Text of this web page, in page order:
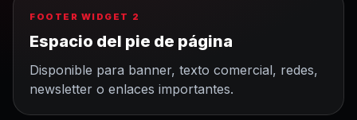
FOOTER WIDGET 2
Espacio del pie de página
Disponible para banner, texto comercial, redes,
newsletter o enlaces importantes.